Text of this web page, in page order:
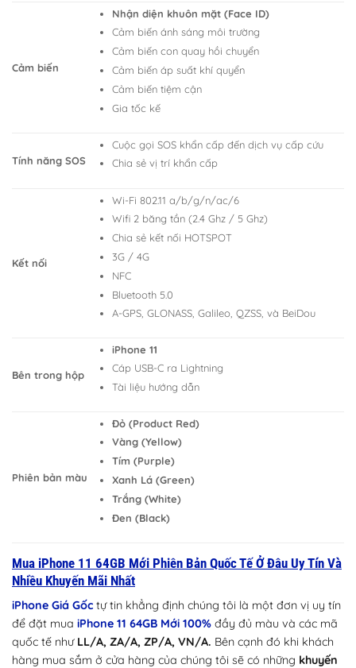
Cảm biến
Nhận diện khuôn mặt (Face ID)
Cảm biến ánh sáng môi trường
Cảm biến con quay hồi chuyển
Cảm biến áp suất khí quyển
Cảm biến tiệm cận
Gia tốc kế
Tính năng SOS
Cuộc gọi SOS khẩn cấp đến dịch vụ cấp cứu
Chia sẻ vị trí khẩn cấp
Kết nối
Wi-Fi 802.11 a/b/g/n/ac/6
Wifi 2 băng tần (2.4 Ghz / 5 Ghz)
Chia sẻ kết nối HOTSPOT
3G / 4G
NFC
Bluetooth 5.0
A-GPS, GLONASS, Galileo, QZSS, và BeiDou
Bên trong hộp
iPhone 11
Cáp USB-C ra Lightning
Tài liệu hướng dẫn
Phiên bản màu
Đỏ (Product Red)
Vàng (Yellow)
Tím (Purple)
Xanh Lá (Green)
Trắng (White)
Đen (Black)
Mua iPhone 11 64GB Mới Phiên Bản Quốc Tế Ở Đâu Uy Tín Và
Nhiều Khuyến Mãi Nhất
iPhone Giá Gốc tự tin khẳng định chúng tôi là một đơn vị uy tín
để đặt mua iPhone 11 64GB Mới 100% đầy đủ màu và các mã
quốc tế như LL/A, ZA/A, ZP/A, VN/A. Bên cạnh đó khi khách
hàng mua sắm ở cửa hàng của chúng tôi sẽ có những khuyến